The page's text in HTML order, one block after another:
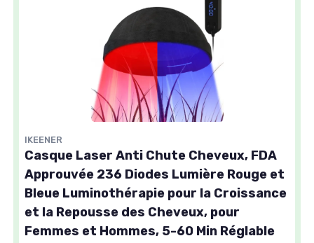
IKEENER
Casque Laser Anti Chute Cheveux, FDA
Approuvée 236 Diodes Lumière Rouge et
Bleue Luminothérapie pour la Croissance
et la Repousse des Cheveux, pour
Femmes et Hommes, 5-60 Min Réglable